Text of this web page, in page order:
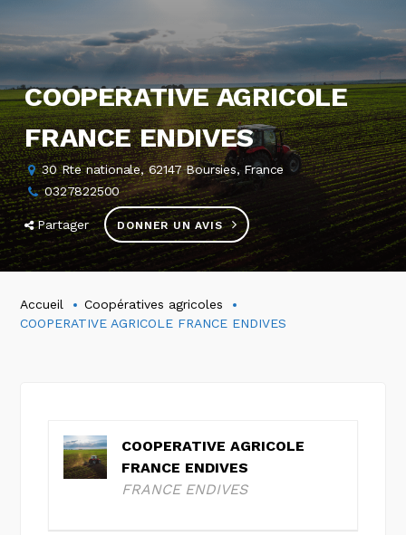
COOPERATIVE AGRICOLE
FRANCE ENDIVES
30 Rte nationale, 62147 Boursies, France
0327822500
Partager DONNER UN AVIS
Accueil
Coopératives agricoles
COOPERATIVE AGRICOLE FRANCE ENDIVES
COOPERATIVE AGRICOLE
FRANCE ENDIVES
FRANCE ENDIVES